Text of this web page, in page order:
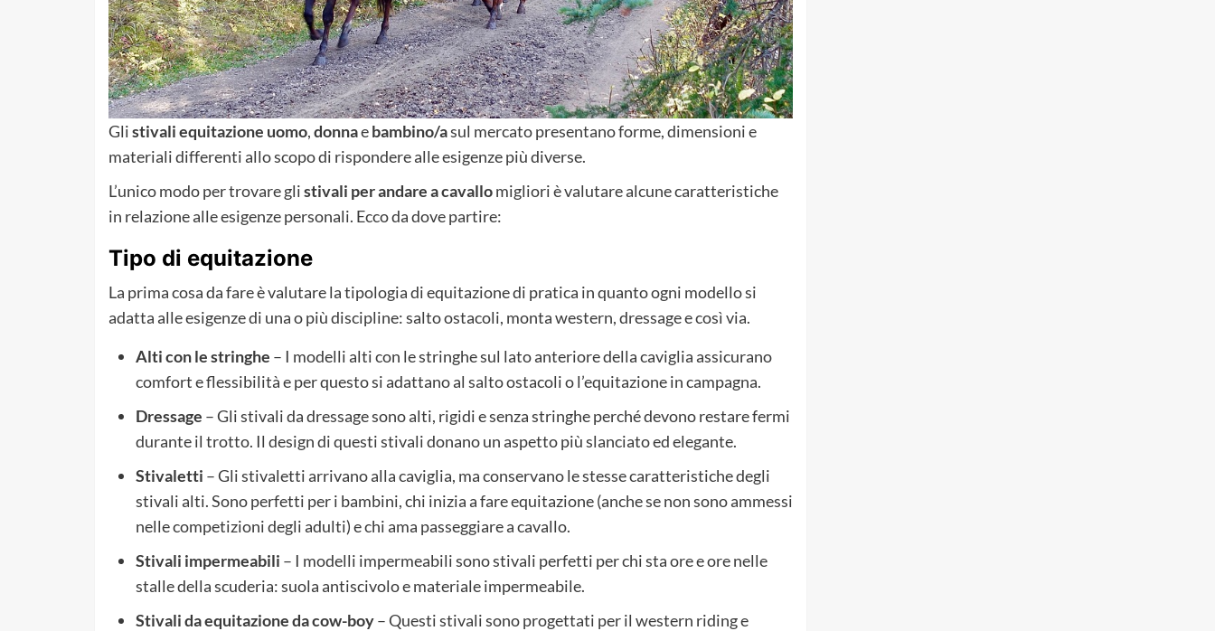
Glistivali equitazione uomo,donnaebambino/asul mercato presentano forme, dimensioni e
materiali differenti allo scopo di rispondere alle esigenze più diverse.
L’unico modo per trovare glistivali per andare a cavallomigliori è valutare alcune caratteristiche
in relazione alle esigenze personali. Ecco da dove partire:
Tipo di equitazione
La prima cosa da fare è valutare la tipologia di equitazione di pratica in quanto ogni modello si
adatta alle esigenze di una o più discipline: salto ostacoli, monta western, dressage e così via.
Alti con le stringhe – I modelli alti con le stringhe sul lato anteriore della caviglia assicurano
comfort e flessibilità e per questo si adattano al salto ostacoli o l’equitazione in campagna.
Dressage – Gli stivali da dressage sono alti, rigidi e senza stringhe perché devono restare fermi
durante il trotto. Il design di questi stivali donano un aspetto più slanciato ed elegante.
Stivaletti – Gli stivaletti arrivano alla caviglia, ma conservano le stesse caratteristiche degli
stivali alti. Sono perfetti per i bambini, chi inizia a fare equitazione (anche se non sono ammessi
nelle competizioni degli adulti) e chi ama passeggiare a cavallo.
Stivali impermeabili – I modelli impermeabili sono stivali perfetti per chi sta ore e ore nelle
stalle della scuderia: suola antiscivolo e materiale impermeabile.
Stivali da equitazione da cow-boy– Questi stivali sono progettati per il western riding e